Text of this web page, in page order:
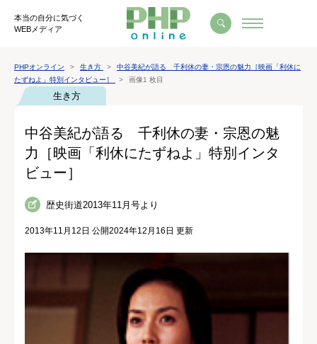
本当の自分に気づく
WEBメディア
PHPオンライン 生き方
中谷美紀が語る 千利休の妻・宗恩の魅力［映画「利休に
たずねよ」特別インタビュー］
画像1 枚目
生き方
中谷美紀が語る 千利休の妻・宗恩の魅
力［映画「利休にたずねよ」特別インタ
ビュー］
歴史街道2013年11月号より
2013年11月12日 公開2024年12月16日 更新